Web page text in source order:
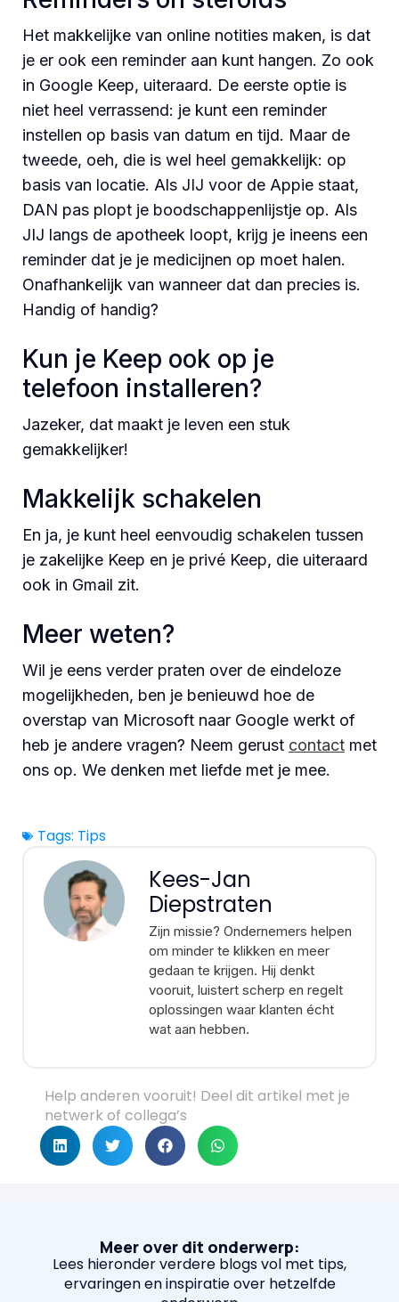
Het makkelijke van online notities maken, is dat
je er ook een reminder aan kunt hangen. Zo ook
in Google Keep, uiteraard. De eerste optie is
niet heel verrassend: je kunt een reminder
instellen op basis van datum en tijd. Maar de
tweede, oeh, die is wel heel gemakkelijk: op
basis van locatie. Als JIJ voor de Appie staat,
DAN pas plopt je boodschappenlijstje op. Als
JIJ langs de apotheek loopt, krijg je ineens een
reminder dat je je medicijnen op moet halen.
Onafhankelijk van wanneer dat dan precies is.
Handig of handig?
Kun je Keep ook op je
telefoon installeren?
Jazeker, dat maakt je leven een stuk
gemakkelijker!
Makkelijk schakelen
En ja, je kunt heel eenvoudig schakelen tussen
je zakelijke Keep en je privé Keep, die uiteraard
ook in Gmail zit.
Meer weten?
Wil je eens verder praten over de eindeloze
mogelijkheden, ben je benieuwd hoe de
overstap van Microsoft naar Google werkt of
heb je andere vragen? Neem gerust contact met
ons op. We denken met liefde met je mee.
Tags: Tips
Kees-Jan
Diepstraten
Zijn missie? Ondernemers helpen
om minder te klikken en meer
gedaan te krijgen. Hij denkt
vooruit, luistert scherp en regelt
oplossingen waar klanten écht
wat aan hebben.
Help anderen vooruit! Deel dit artikel met je
netwerk of collega’s
Meer over dit onderwerp:
Lees hieronder verdere blogs vol met tips,
ervaringen en inspiratie over hetzelfde